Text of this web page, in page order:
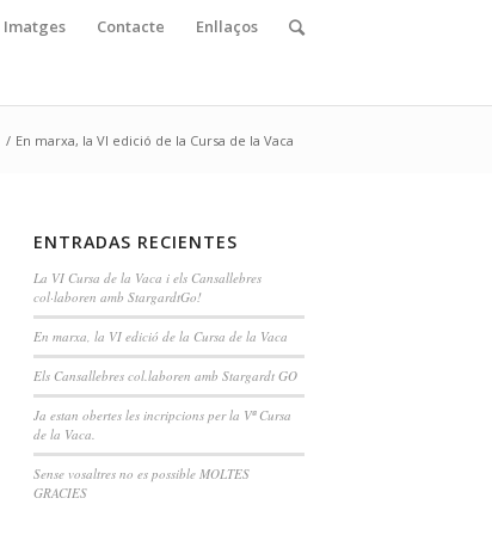
Imatges Contacte Enllaços
/ En marxa, la VI edició de la Cursa de la Vaca
ENTRADAS RECIENTES
La VI Cursa de la Vaca i els Cansallebres
col·laboren amb StargardtGo!
En marxa, la VI edició de la Cursa de la Vaca
Els Cansallebres col.laboren amb Stargardt GO
Ja estan obertes les incripcions per la Vª Cursa
de la Vaca.
Sense vosaltres no es possible MOLTES
GRACIES